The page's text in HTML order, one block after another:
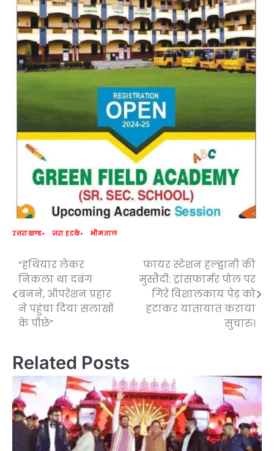
उत्तराखण्ड ज़रा हटके भीमताल
Post
navigation
“हथियार लेकर
निकला था दबंग
बनने, ऑपरेशन प्रहार
ने पहुंचा दिया सलाखों
के पीछे”
फायर स्टेशन हल्द्वानी की
मुस्तैदी: ट्रांसफार्मर पोल पर
गिरे विशालकाय पेड़ को
हटाकर यातायात कराया
सुचारु।
Related Posts